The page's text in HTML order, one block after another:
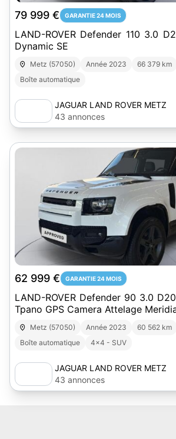
79 999 € GARANTIE 24 MOIS
LAND-ROVER Defender 110 3.0
Dynamic SE
Metz (57050) Année 2023 66 379 km
Boîte automatique
JAGUAR LAND ROVER METZ
43 annonces
62 999 € GARANTIE 24 MOIS
LAND-ROVER Defender 90 3.0
Tpano GPS Camera Attelage
Metz (57050) Année 2023 60 562 km
Boîte automatique
4x4 - SUV
JAGUAR LAND ROVER METZ
43 annonces